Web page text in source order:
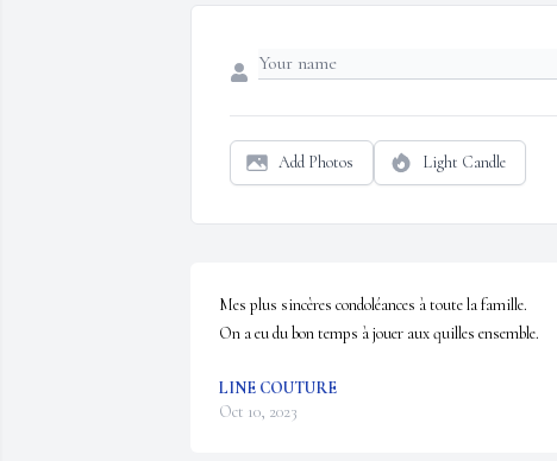
Add Photos Light Candle
Mes plus sincères condoléances à toute la famille.
On a eu du bon temps à jouer aux quilles ensemble.
LINE COUTURE
Oct 10, 2023